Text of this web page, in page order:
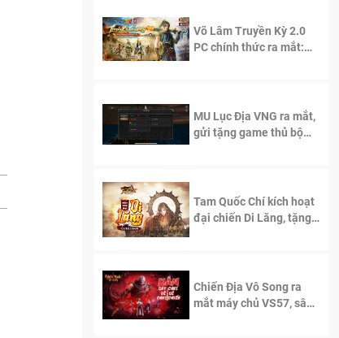
Võ Lâm Truyền Kỳ 2.0
PC chính thức ra mắt:
MU Lục Địa VNG ra mắt,
gửi tặng game thủ bộ
Tam Quốc Chí kích hoạt
đại chiến Di Lăng, tặng
Chiến Địa Vô Song ra
mắt máy chủ VS57, sân